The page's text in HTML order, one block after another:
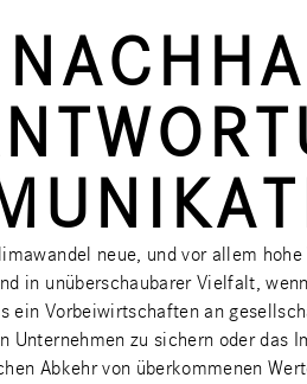
neue, und vor allem
in unüberschaubarer Vielfalt,
ein Vorbeiwirtschaften an
Unternehmen zu sichern oder
Abkehr von überkommenen